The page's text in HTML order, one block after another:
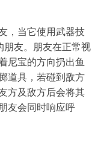
，当它使用武器技
朋友。朋友在正常视
尼宝的方向扔出鱼
道具，若碰到敌方
方及敌方后会将其
友会同时响应呼